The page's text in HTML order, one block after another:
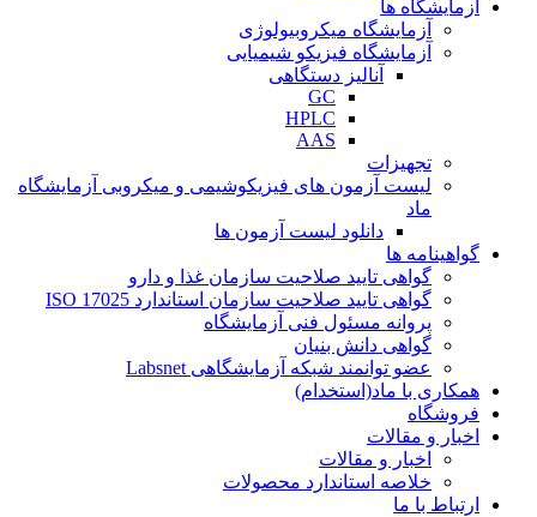
آزمایشگاه ها
آزمایشگاه میکروبیولوژی
آزمایشگاه فیزیکو شیمیایی
آنالیز دستگاهی
GC
HPLC
AAS
تجهیزات
لیست آزمون های فیزیکوشیمی و میکروبی آزمایشگاه
ماد
دانلود لیست آزمون ها
گواهینامه ها
گواهی تایید صلاحیت سازمان غذا و دارو
گواهی تایید صلاحیت سازمان استاندارد ISO 17025
پروانه مسئول فنی آزمایشگاه
گواهی دانش بنیان
عضو توانمند شبکه آزمایشگاهی Labsnet
همکاری با ماد(استخدام)
فروشگاه
اخبار و مقالات
اخبار و مقالات
خلاصه استاندارد محصولات
ارتباط با ما